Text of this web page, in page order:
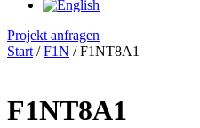
Projekt anfragen
Start /F1N / F1NT8A1
F1NT8A1